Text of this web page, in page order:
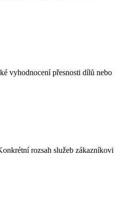
vyhodnocení přesnosti dílů nebo
rozsah služeb zákazníkovi